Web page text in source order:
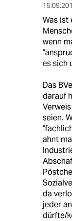
Was ist
wenn
es sich
Das
darauf
seien.
ahnt
da
jeder
dürfte/